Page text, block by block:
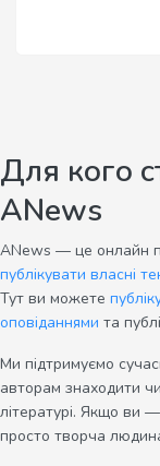
Для кого
ANews
ANews — це онлайн
публікувати власні
Тут ви можете
оповіданнями та
Ми підтримуємо
авторам знаходити
літературі. Якщо ви
просто творча